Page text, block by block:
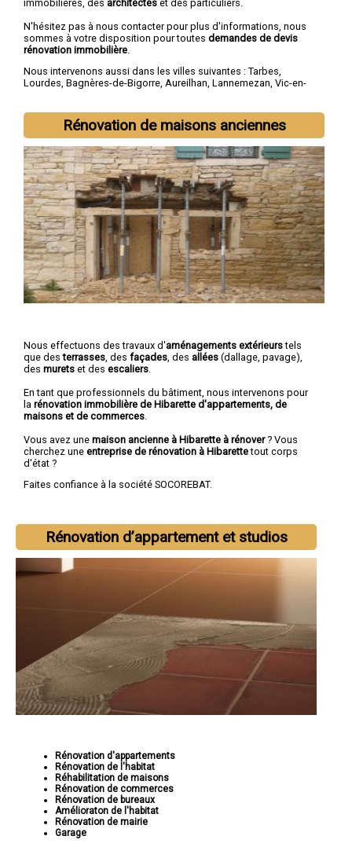
immobilières, des architectes et des particuliers.
N'hésitez pas à nous contacter pour plus d'informations, nous
sommes à votre disposition pour toutes demandes de devis
rénovation immobilière
Nous intervenons aussi dans les villes suivantes : Tarbes,
Lourdes, Bagnères-de-Bigorre, Aureilhan, Lannemezan, Vic-en-
Rénovation de maisons anciennes
Nous effectuons des travaux d'aménagements extérieurstels
que desterrasses , des façades , des allées (dallage, pavage),
des murets et des escaliers
En tant que professionnels du bâtiment, nous intervenons pour
la rénovation immobilière de Hibarette d'appartements, de
maisons et de commerces
Vous avez une maison ancienne à Hibarette à rénover? Vous
cherchez une entreprise de rénovation à Hibarettetout corps
d'état ?
Faites confiance à la société SOCOREBAT.
Rénovation d’appartement et studios
Rénovation d'appartements
Rénovation de l'habitat
Réhabilitation de maisons
Rénovation de commerces
Rénovation de bureaux
Amélioraton de l'habitat
Rénovation de mairie
Garage